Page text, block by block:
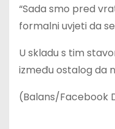
“Sada smo pred
formalni uvjeti da
U skladu s tim
između ostalog da
(Balans/Facebook